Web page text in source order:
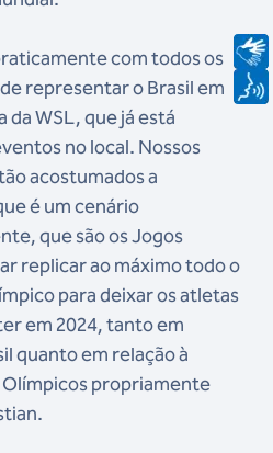
com todos os
representar o Brasil em
da WSL, que já está
no local. Nossos
acostumados a
é um cenário
que são os Jogos
replicar ao máximo todo o
para deixar os atletas
em 2024, tanto em
quanto em relação à
propriamente